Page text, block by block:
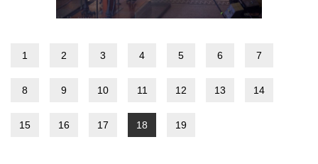
1 2 3 4 5 6 7
8 9 10 11 12 13 14
15 16 17 18 19